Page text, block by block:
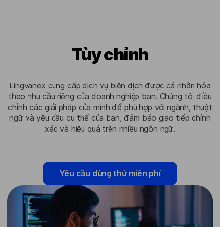
Tùy chỉnh
Lingvanex cung cấp dịch vụ biên dịch được cá nhân hóa
theo nhu cầu riêng của doanh nghiệp bạn. Chúng tôi điều
chỉnh các giải pháp của mình để phù hợp với ngành, thuật
ngữ và yêu cầu cụ thể của bạn, đảm bảo giao tiếp chính
xác và hiệu quả trên nhiều ngôn ngữ.
Yêu cầu dùng thử miễn phí